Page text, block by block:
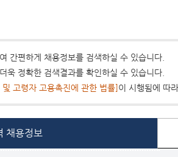
간편하게 채용정보를 검색하실 수 있습니다.
욱 정확한 검색결과를 확인하실 수 있습니다.
고령자 고용촉진에 관한 법률]이 시행됨에 따라
채용정보